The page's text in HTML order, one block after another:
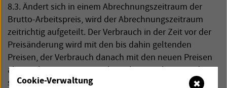
8.3. Ändert sich in einem Abrechnungszeitraum der
Brutto-Arbeitspreis, wird der Abrechnungszeitraum
zeitrichtig aufgeteilt. Der Verbrauch in der Zeit vor der
Preisänderung wird mit den bis dahin geltenden
Preisen, der Verbrauch danach mit den neuen Preisen
abgerechnet. Bei einer Verbrauchsermittlung werden
soweit möglich jahreszeitliche Schwankungen
Cookie-Verwaltung ✖